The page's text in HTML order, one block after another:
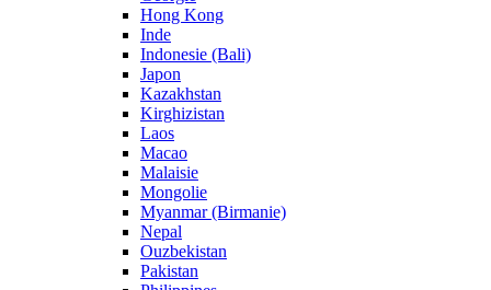
Hong Kong
Inde
Indonesie (Bali)
Japon
Kazakhstan
Kirghizistan
Laos
Macao
Malaisie
Mongolie
Myanmar (Birmanie)
Nepal
Ouzbekistan
Pakistan